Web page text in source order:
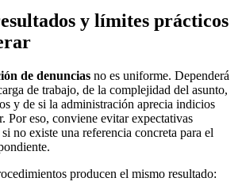
y límites prácticos
de denuncias no es uniforme. Dependerá
de trabajo, de la complejidad del asunto,
y de si la administración aprecia indicios
Por eso, conviene evitar expectativas
no existe una referencia concreta para el
producen el mismo resultado: